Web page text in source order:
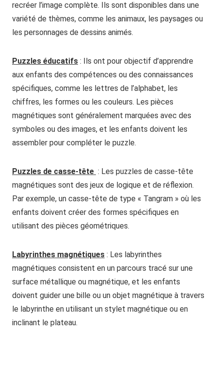
recréer l’image complète. Ils sont disponibles dans une
variété de thèmes, comme les animaux, les paysages ou
les personnages de dessins animés.
Puzzles éducatifs : Ils ont pour objectif d’apprendre
aux enfants des compétences ou des connaissances
spécifiques, comme les lettres de l’alphabet, les
chiffres, les formes ou les couleurs. Les pièces
magnétiques sont généralement marquées avec des
symboles ou des images, et les enfants doivent les
assembler pour compléter le puzzle.
Puzzles de casse-tête : Les puzzles de casse-tête
magnétiques sont des jeux de logique et de réflexion.
Par exemple, un casse-tête de type « Tangram » où les
enfants doivent créer des formes spécifiques en
utilisant des pièces géométriques.
Labyrinthes magnétiques : Les labyrinthes
magnétiques consistent en un parcours tracé sur une
surface métallique ou magnétique, et les enfants
doivent guider une bille ou un objet magnétique à travers
le labyrinthe en utilisant un stylet magnétique ou en
inclinant le plateau.